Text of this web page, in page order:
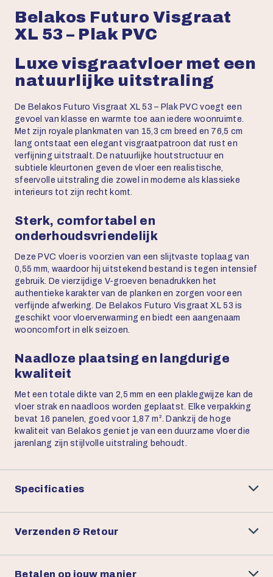
Belakos Futuro Visgraat
XL 53 – Plak PVC
Luxe visgraatvloer met een
natuurlijke uitstraling
De Belakos Futuro Visgraat XL 53 – Plak PVC voegt een
gevoel van klasse en warmte toe aan iedere woonruimte.
Met zijn royale plankmaten van 15,3 cm breed en 76,5 cm
lang ontstaat een elegant visgraatpatroon dat rust en
verfijning uitstraalt. De natuurlijke houtstructuur en
subtiele kleurtonen geven de vloer een realistische,
sfeervolle uitstraling die zowel in moderne als klassieke
interieurs tot zijn recht komt.
Sterk, comfortabel en
onderhoudsvriendelijk
Deze PVC vloer is voorzien van een slijtvaste toplaag van
0,55 mm, waardoor hij uitstekend bestand is tegen intensief
gebruik. De vierzijdige V-groeven benadrukken het
authentieke karakter van de planken en zorgen voor een
verfijnde afwerking. De Belakos Futuro Visgraat XL 53 is
geschikt voor vloerverwarming en biedt een aangenaam
wooncomfort in elk seizoen.
Naadloze plaatsing en langdurige
kwaliteit
Met een totale dikte van 2,5 mm en een plaklegwijze kan de
vloer strak en naadloos worden geplaatst. Elke verpakking
bevat 16 panelen, goed voor 1,87 m². Dankzij de hoge
kwaliteit van Belakos geniet je van een duurzame vloer die
jarenlang zijn stijlvolle uitstraling behoudt.
Specificaties
Verzenden & Retour
Betalen op jouw manier